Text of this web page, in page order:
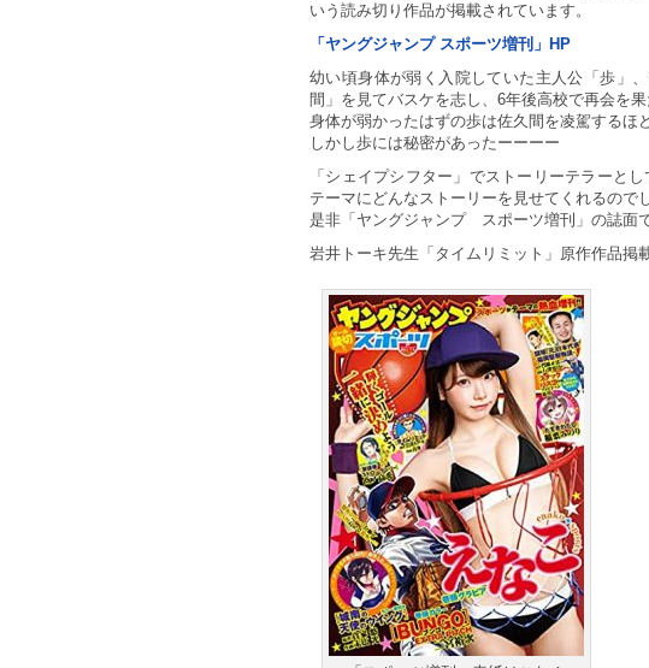
いう読み切り作品が掲載されています。
「ヤングジャンプ スポーツ増刊」HP
幼い頃身体が弱く入院していた主人公「歩」
間」を見てバスケを志し、6年後高校で再会を果
身体が弱かったはずの歩は佐久間を凌駕するほ
しかし歩には秘密があったーーーー
「シェイプシフター」でストーリーテラーと
テーマにどんなストーリーを見せてくれるので
是非「ヤングジャンプ スポーツ増刊」の誌面
岩井トーキ先生「タイムリミット」原作作品掲